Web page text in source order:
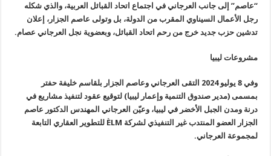
“عاصم” إلى جانب العرجاني في اجتماع اتحاد القبائل العربية، والذي شكله
رجل الأعمال السيناوي المقرب من الدولة، بل وتولى عاصم الجزار، إعلان
تدشين حزب جديد خرج من رحم اتحاد القبائل، وبعضوية نجل العرجاني عصام.
مشروعات ليبيا
وفي 8 يوليو 2024 التقى العرجاني وعاصم الجزار بلقاسم خليفة حفتر
بمسمى (مدير صندوق التنمية وإعمار ليبيا) لتوقيع عقود لتنفيذ مشاريع في
درنة ومدن الجبل الأخضر في ليبيا، وعيّن العرجاني المهندس الدكتور عاصم
الجزار العضو المنتدب غير التنفيذي لشركة
للتطوير العقاري التابعة
لمجموعة العرجاني.